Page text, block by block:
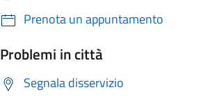
Prenota un appuntamento
Problemi in città
Segnala disservizio